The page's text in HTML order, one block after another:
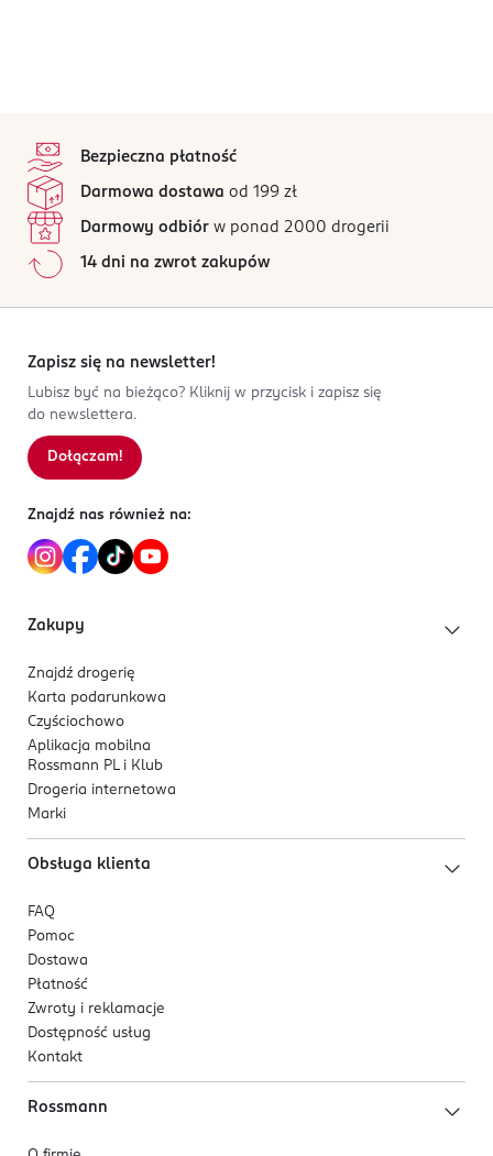
Bezpieczna płatność
Darmowa dostawa od 199 zł
Darmowy odbiór w ponad 2000 drogerii
14 dni na zwrot zakupów
Zapisz się na newsletter!
Lubisz być na bieżąco? Kliknij w przycisk i zapisz się
do newslettera.
Dołączam!
Znajdź nas również na:
Zakupy
Znajdź drogerię
Karta podarunkowa
Czyściochowo
Aplikacja mobilna
Rossmann PL i Klub
Drogeria internetowa
Marki
Obsługa klienta
FAQ
Pomoc
Dostawa
Płatność
Zwroty i reklamacje
Dostępność usług
Kontakt
Rossmann